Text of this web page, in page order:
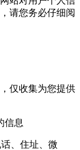
请您务必仔细阅
仅收集为您提供
信息
、住址、微